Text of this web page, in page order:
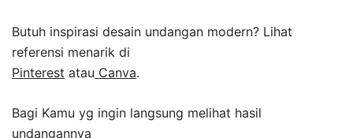
Butuh inspirasi desain undangan modern? Lihat
referensi menarik di
Pinterest atau Canva.
Bagi Kamu yg ingin langsung melihat hasil
undangannya